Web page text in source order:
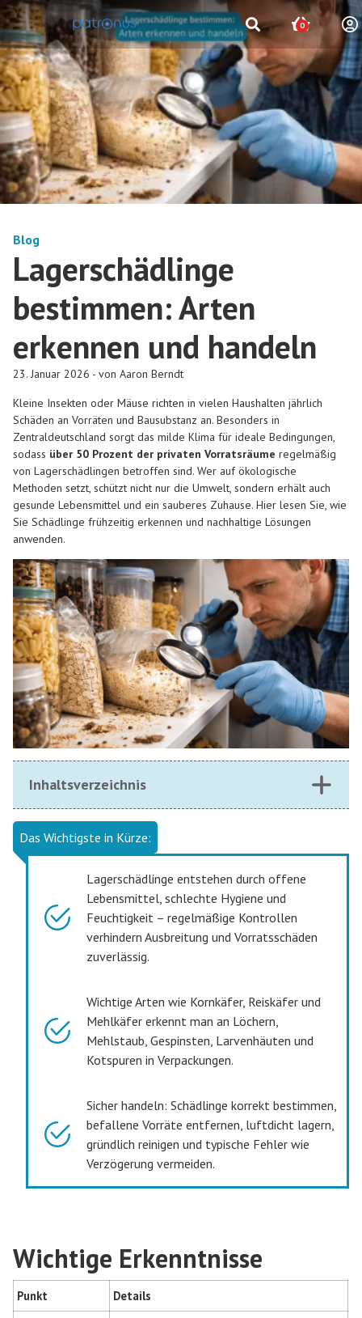
0
Blog
Lagerschädlinge
bestimmen: Arten
erkennen und handeln
23. Januar 2026 - von Aaron Berndt
Kleine Insekten oder Mäuse richten in vielen Haushalten jährlich
Schäden an Vorräten und Bausubstanz an. Besonders in
Zentraldeutschland sorgt das milde Klima für ideale Bedingungen,
sodass über 50 Prozent der privaten Vorratsräume regelmäßig
von Lagerschädlingen betroffen sind. Wer auf ökologische
Methoden setzt, schützt nicht nur die Umwelt, sondern erhält auch
gesunde Lebensmittel und ein sauberes Zuhause. Hier lesen Sie, wie
Sie Schädlinge frühzeitig erkennen und nachhaltige Lösungen
anwenden.
Inhaltsverzeichnis
Das Wichtigste in Kürze:
Lagerschädlinge entstehen durch offene
Lebensmittel, schlechte Hygiene und
Feuchtigkeit – regelmäßige Kontrollen
verhindern Ausbreitung und Vorratsschäden
zuverlässig.
Wichtige Arten wie Kornkäfer, Reiskäfer und
Mehlkäfer erkennt man an Löchern,
Mehlstaub, Gespinsten, Larvenhäuten und
Kotspuren in Verpackungen.
Sicher handeln: Schädlinge korrekt bestimmen,
befallene Vorräte entfernen, luftdicht lagern,
gründlich reinigen und typische Fehler wie
Verzögerung vermeiden.
Wichtige Erkenntnisse
Punkt
Details